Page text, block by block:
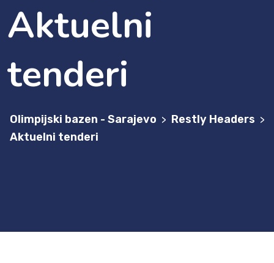
Aktuelni
tenderi
Olimpijski bazen - Sarajevo > Restly Headers >
Aktuelni tenderi